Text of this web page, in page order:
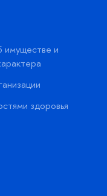
имуществе и
здоровья